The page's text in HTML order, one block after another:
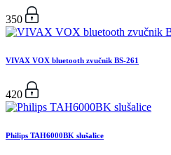
350
VIVAX VOX bluetooth zvučnik BS-261
420
Philips TAH6000BK slušalice